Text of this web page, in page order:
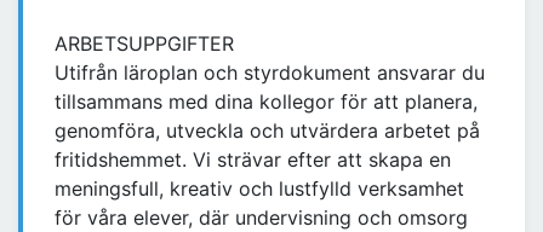
ARBETSUPPGIFTER
Utifrån läroplan och styrdokument ansvarar du
tillsammans med dina kollegor för att planera,
genomföra, utveckla och utvärdera arbetet på
fritidshemmet. Vi strävar efter att skapa en
meningsfull, kreativ och lustfylld verksamhet
för våra elever, där undervisning och omsorg